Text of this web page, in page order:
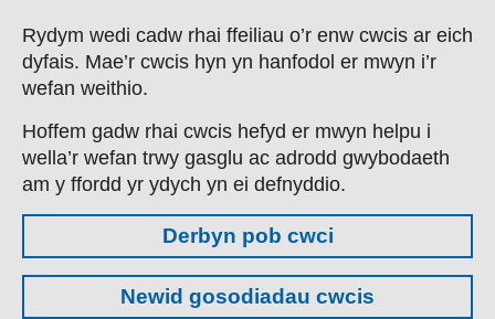
Skip to main content
Rydym wedi cadw rhai ffeiliau o’r enw cwcis ar eich
dyfais. Mae’r cwcis hyn yn hanfodol er mwyn i’r
wefan weithio.
Hoffem gadw rhai cwcis hefyd er mwyn helpu i
wella’r wefan trwy gasglu ac adrodd gwybodaeth
am y ffordd yr ydych yn ei defnyddio.
Derbyn pob cwci
Newid gosodiadau cwcis